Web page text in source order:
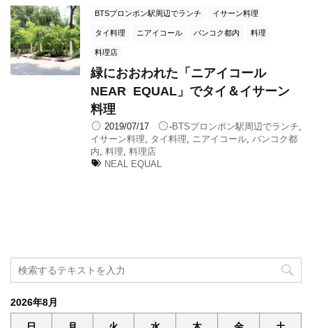
BTSプロンポン駅周辺でランチ イサーン料理
タイ料理 ニアイコール バンコク都内 料理
料理店
緑におおわれた「ニアイコール
NEAR EQUAL」でタイ＆イサーン
料理
2019/07/17 -BTSプロンポン駅周辺でランチ
イサーン料理
タイ料理 ニアイコール バンコク都
内 料理 料理店
NEAL EQUAL
2026年8月